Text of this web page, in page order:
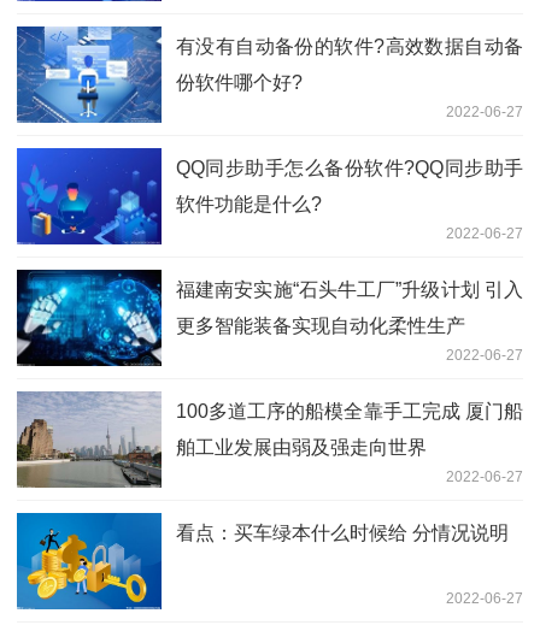
有没有自动备份的软件?高效数据自动备
份软件哪个好?
2022-06-27
QQ同步助手怎么备份软件?QQ同步助手
软件功能是什么?
2022-06-27
福建南安实施“石头牛工厂”升级计划 引入
更多智能装备实现自动化柔性生产
2022-06-27
100多道工序的船模全靠手工完成 厦门船
舶工业发展由弱及强走向世界
2022-06-27
看点：买车绿本什么时候给 分情况说明
2022-06-27